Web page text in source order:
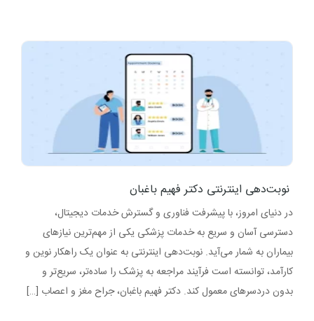
نوبت‌دهی اینترنتی دکتر فهیم باغبان
در دنیای امروز، با پیشرفت فناوری و گسترش خدمات دیجیتال،
دسترسی آسان و سریع به خدمات پزشکی یکی از مهم‌ترین نیازهای
بیماران به شمار می‌آید. نوبت‌دهی اینترنتی به عنوان یک راهکار نوین و
کارآمد، توانسته است فرآیند مراجعه به پزشک را ساده‌تر، سریع‌تر و
بدون دردسرهای معمول کند. دکتر فهیم باغبان، جراح مغز و اعصاب […]